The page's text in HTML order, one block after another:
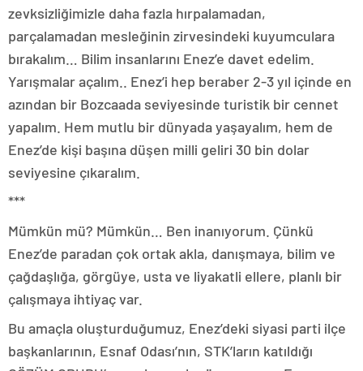
zevksizliğimizle daha fazla hırpalamadan,
parçalamadan mesleğinin zirvesindeki kuyumculara
bırakalım… Bilim insanlarını Enez’e davet edelim.
Yarışmalar açalım.. Enez’i hep beraber 2-3 yıl içinde en
azından bir Bozcaada seviyesinde turistik bir cennet
yapalım. Hem mutlu bir dünyada yaşayalım, hem de
Enez’de kişi başına düşen milli geliri 30 bin dolar
seviyesine çıkaralım.
***
Mümkün mü? Mümkün… Ben inanıyorum. Çünkü
Enez’de paradan çok ortak akla, danışmaya, bilim ve
çağdaşlığa, görgüye, usta ve liyakatli ellere, planlı bir
çalışmaya ihtiyaç var.
Bu amaçla oluşturduğumuz, Enez’deki siyasi parti ilçe
başkanlarının, Esnaf Odası’nın, STK’ların katıldığı